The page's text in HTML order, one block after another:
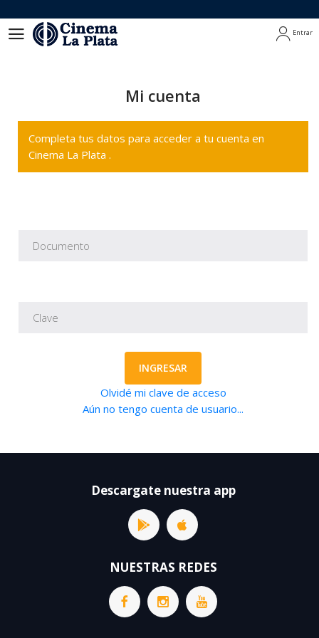
Entrar
Mi cuenta
Completa tus datos para acceder a tu cuenta en
Cinema La Plata .
INGRESAR
Olvidé mi clave de acceso
Aún no tengo cuenta de usuario...
Descargate nuestra app
NUESTRAS REDES